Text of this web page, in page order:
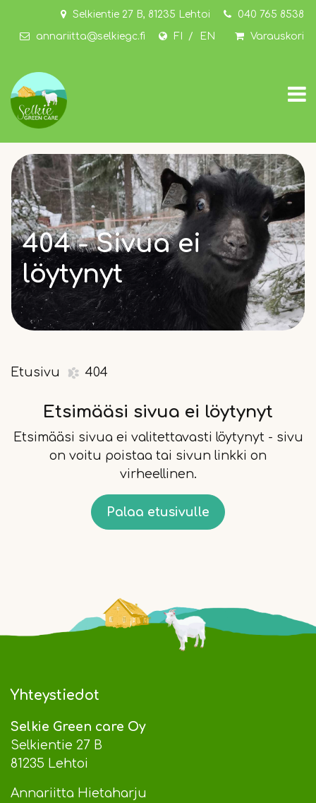
Siirry pääsisältöönSelkientie 27 B, 81235 Lehtoi 040 765 8538
annariitta@selkiegc.fi FI EN Varauskori
404 - Sivua ei
löytynyt
Etusivu 404
Etsimääsi sivua ei löytynyt
Etsimääsi sivua ei valitettavasti löytynyt - sivu
on voitu poistaa tai sivun linkki on
virheellinen.
Palaa etusivulle
Yhteystiedot
Selkie Green care Oy
Selkientie 27 B
81235 Lehtoi
Annariitta Hietaharju